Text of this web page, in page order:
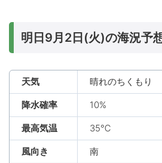
明日9月2日(火)の海況予
天気 晴れのちくもり
降水確率 10%
最高気温 35℃
風向き 南